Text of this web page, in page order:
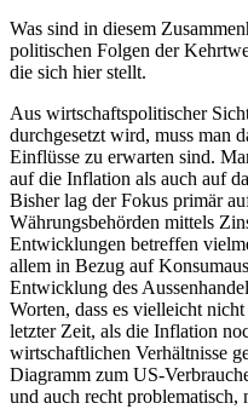
Was sind in diesem
politischen Folgen der
die sich hier stellt.
Aus wirtschaftspolitischer
durchgesetzt wird, muss man
Einflüsse zu erwarten sind.
auf die Inflation als auch auf
Bisher lag der Fokus primär
Währungsbehörden mittels
Entwicklungen betreffen
allem in Bezug auf
Entwicklung des
Worten, dass es vielleicht
letzter Zeit, als die Inflation
wirtschaftlichen Verhältnisse
Diagramm zum US-
und auch recht problematisch,